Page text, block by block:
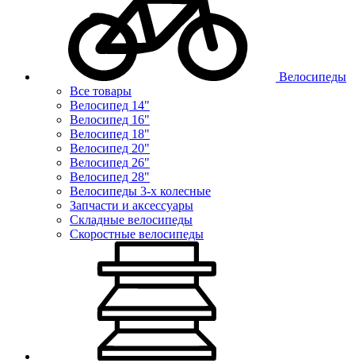
Велосипеды
Все товары
Велосипед 14"
Велосипед 16"
Велосипед 18"
Велосипед 20"
Велосипед 26"
Велосипед 28"
Велосипеды 3-х колесные
Запчасти и аксессуары
Складные велосипеды
Скоростные велосипеды